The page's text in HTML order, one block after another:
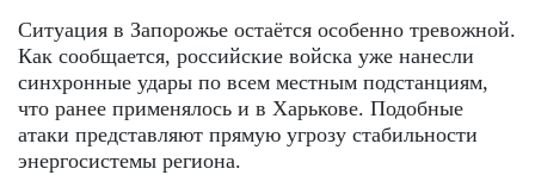
Ситуация в Запорожье остаётся особенно тревожной.
Как сообщается, российские войска уже нанесли
синхронные удары по всем местным подстанциям,
что ранее применялось и в Харькове. Подобные
атаки представляют прямую угрозу стабильности
энергосистемы региона.